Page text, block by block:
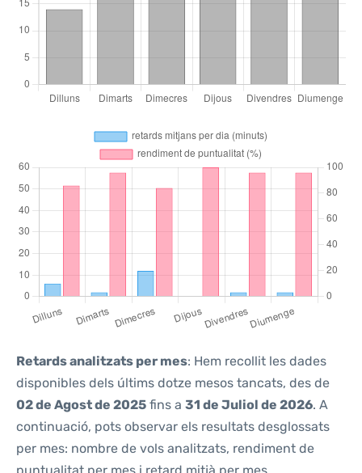
Retards analitzats per mes: Hem recollit les dades
disponibles dels últims dotze mesos tancats, des de
02 de Agost de 2025 fins a 31 de Juliol de 2026. A
continuació, pots observar els resultats desglossats
per mes: nombre de vols analitzats, rendiment de